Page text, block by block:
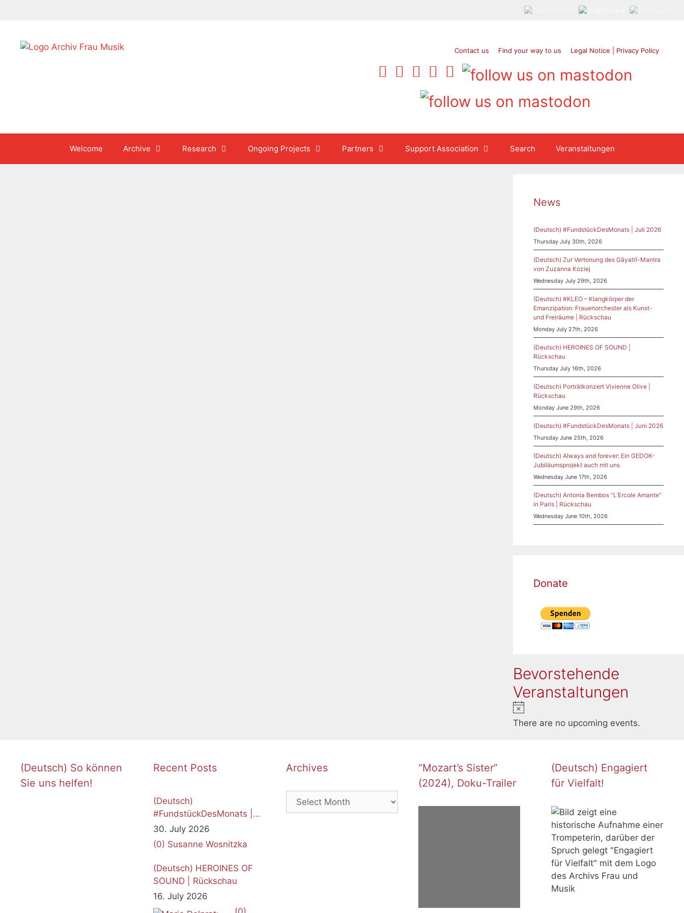
Contact us Find your way to us Legal Notice | Privacy Policy
Welcome Archive Research Ongoing Projects Partners Support Association Search Veranstaltungen
News
(Deutsch) #FundstückDesMonats | Juli 2026
Thursday July 30th, 2026
(Deutsch) Zur Vertonung des Gāyatrī-Mantra
von Zuzanna Koziej
Wednesday July 29th, 2026
(Deutsch) #KLEO – Klangkörper der
Emanzipation: Frauenorchester als Kunst-
und Freiräume | Rückschau
Monday July 27th, 2026
(Deutsch) HEROINES OF SOUND |
Rückschau
Thursday July 16th, 2026
(Deutsch) Porträtkonzert Vivienne Olive |
Rückschau
Monday June 29th, 2026
(Deutsch) #FundstückDesMonats | Juni 2026
Thursday June 25th, 2026
(Deutsch) Always and forever: Ein GEDOK-
Jubiläumsprojekt auch mit uns
Wednesday June 17th, 2026
(Deutsch) Antonia Bembos “L’Ercole Amante”
in Paris | Rückschau
Wednesday June 10th, 2026
Donate
Bevorstehende
Veranstaltungen
o
There are no upcoming events.
(Deutsch) So können
Sie uns helfen!
Recent Posts
(Deutsch)
#FundstückDesMonats |
Juli 2026
30. July 2026
(0) Susanne Wosnitzka
(Deutsch) HEROINES OF
SOUND | Rückschau
16. July 2026
Archives
Archives
“Mozart’s Sister”
(2024), Doku-Trailer
(Deutsch) Engagiert
für Vielfalt!